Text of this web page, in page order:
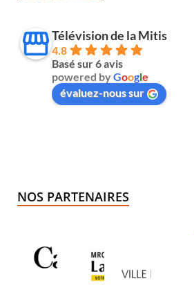
Télévision de la Mitis
4.8
Basé sur 6 avis
powered byGoogle
évaluez-nous sur
NOS PARTENAIRES